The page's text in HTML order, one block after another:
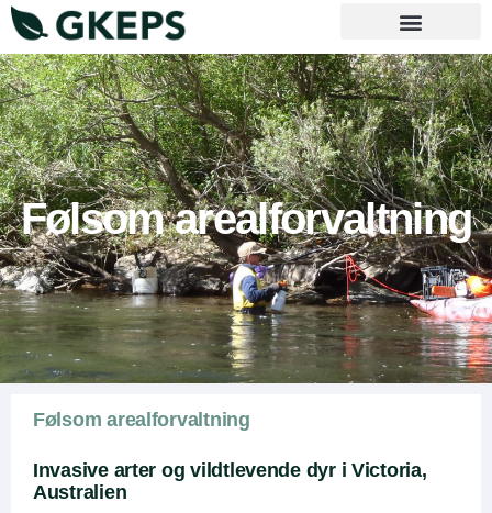
Følsom arealforvaltning
Følsom arealforvaltning
Invasive arter og vildtlevende dyr i Victoria,
Australien